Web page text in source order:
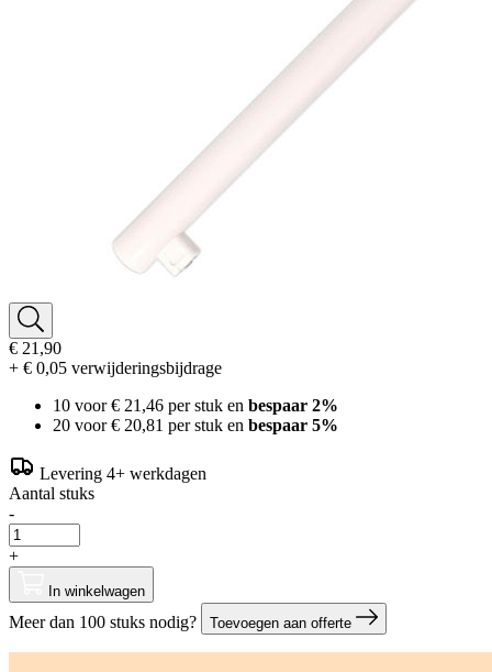
€ 21,90
+ € 0,05 verwijderingsbijdrage
10 voor€ 21,46 per stuk en bespaar 2%
20 voor€ 20,81 per stuk en bespaar 5%
Levering 4+ werkdagen
Aantal stuks
-
+
In winkelwagen
Meer dan 100 stuks nodig? Toevoegen aan offerte